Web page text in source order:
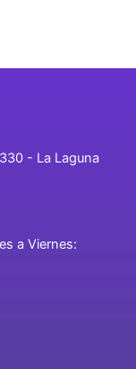
- La Laguna
a Viernes: